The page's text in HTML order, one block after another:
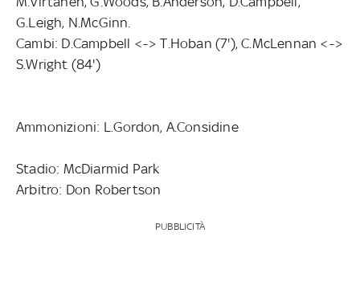
G.Leigh, N.McGinn.
Cambi: D.Campbell <-> T.Hoban (7'), C.McLennan <->
S.Wright (84')
Ammonizioni: L.Gordon, A.Considine
Stadio: McDiarmid Park
Arbitro: Don Robertson
PUBBLICITÀ